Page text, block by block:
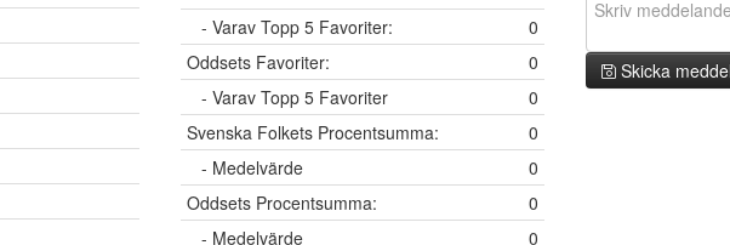
- Varav Topp 5 Favoriter:
0
Oddsets Favoriter:
0
- Varav Topp 5 Favoriter
0
Svenska Folkets Procentsumma:
0
- Medelvärde
0
Oddsets Procentsumma:
0
- Medelvärde
0
Skicka